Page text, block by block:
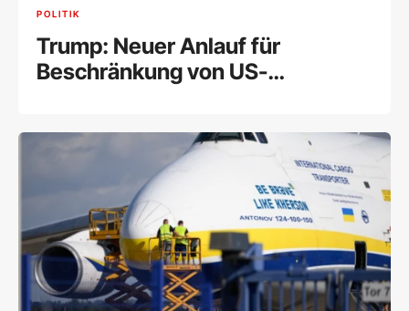
POLITIK
Trump: Neuer Anlauf für
Beschränkung von US-